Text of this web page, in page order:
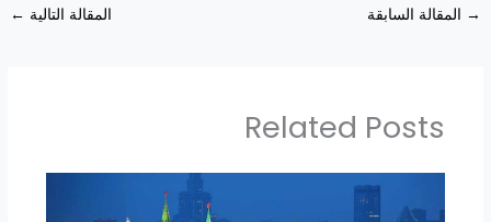
→ المقالة السابقة المقالة التالية ←
Related Posts